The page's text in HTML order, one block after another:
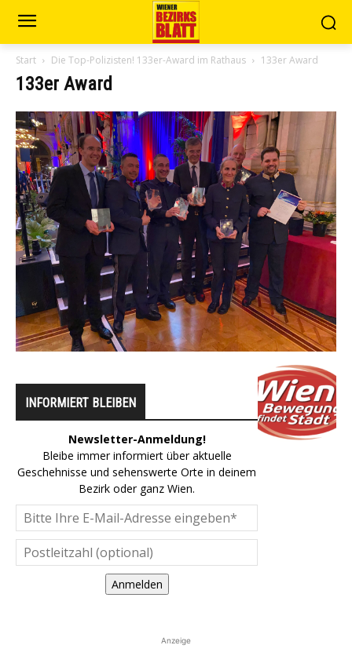
Start Die Top-Polizisten! 133er-Award im Rathaus 133er Award
133er Award
INFORMIERT BLEIBEN
Newsletter-Anmeldung!
Bleibe immer informiert über aktuelle
Geschehnisse und sehenswerte Orte in deinem
Bezirk oder ganz Wien.
Anmelden
Anzeige